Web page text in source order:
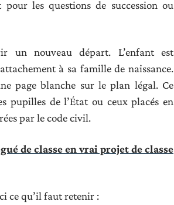
les questions de succession ou
un nouveau départ. L’enfant est
à sa famille de naissance.
page blanche sur le plan légal. Ce
pupilles de l’État ou ceux placés en
par le code civil.
de classe en vrai projet de classe
ce qu’il faut retenir :